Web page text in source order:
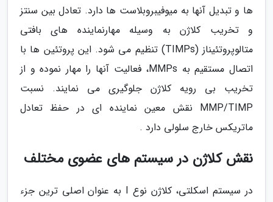
ها و تبدیل آنها به میوفیبروبلاست ها دارد. تعادل بین سنتز
و تخریب کلاژن به وسیله مهارنماینده های بافتی
متالوپروتئیناز (TIMPs) تنظیم می شود. این پروتئین ها با
اتصال مستقیم به MMPs، فعالیت آنها را مهار نموده و از
تخریب بی رویه کلاژن جلوگیری می نمایند. نسبت
MMP/TIMP نقش معین نماینده ای در حفظ تعادل
ماتریکس خارج سلولی دارد .
نقش کلاژن در سیستم های عضوی مختلف
در سیستم اسکلتی، کلاژن نوع I به عنوان اصلی ترین جزء